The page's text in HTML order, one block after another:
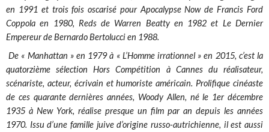
en 1991 et trois fois oscarisé pour Apocalypse Now de Francis Ford
Coppola en 1980, Reds de Warren Beatty en 1982 et Le Dernier
Empereur de Bernardo Bertolucci en 1988.
De « Manhattan » en 1979 à « L’Homme irrationnel » en 2015, c’est la
quatorzième sélection Hors Compétition à Cannes du réalisateur,
scénariste, acteur, écrivain et humoriste américain. Prolifique cinéaste
de ces quarante dernières années, Woody Allen, né le 1er décembre
1935 à New York, réalise presque un film par an depuis les années
1970. Issu d’une famille juive d’origine russo-autrichienne, il est aussi